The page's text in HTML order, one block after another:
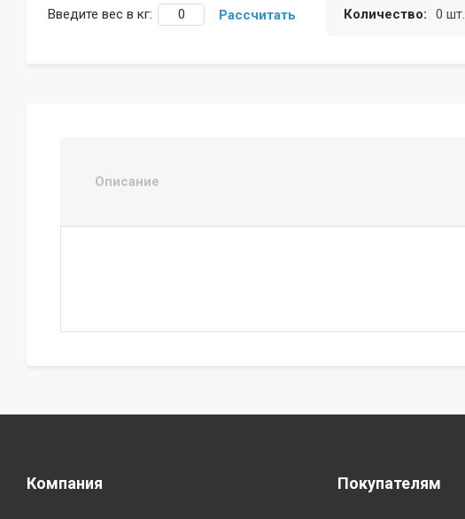
Введите вес в кг: Рассчитать Количество: 0 шт.
Описание
Компания Покупателям